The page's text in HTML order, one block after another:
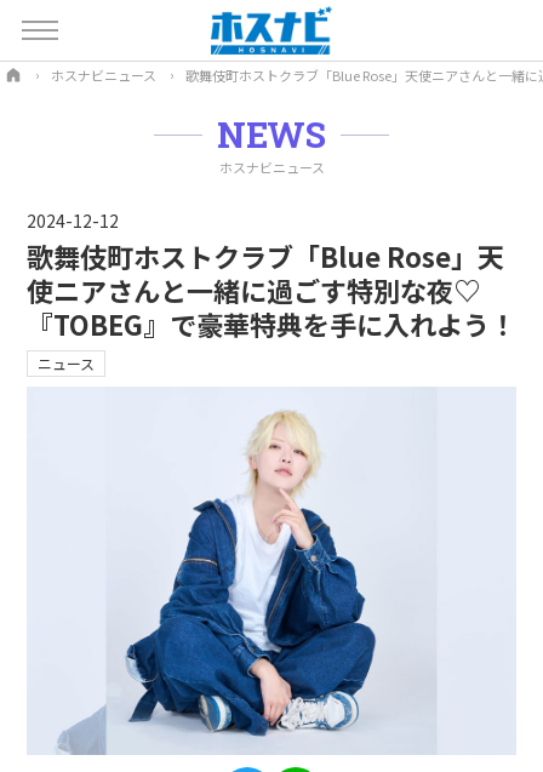
ホスナビニュース 歌舞伎町ホストクラブ「Blue Rose」天使ニアさんと一
NEWS
ホスナビニュース
2024-12-12
歌舞伎町ホストクラブ「Blue Rose」天
使ニアさんと一緒に過ごす特別な夜♡
『TOBEG』で豪華特典を手に入れよう！
ニュース